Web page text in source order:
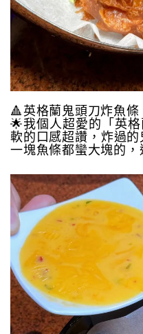
🔺英格蘭鬼頭刀炸魚
🌟我個人超愛的「英
軟的口感超讚，炸過
一塊魚條都蠻大塊的